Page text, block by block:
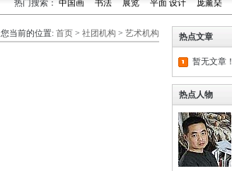
热门搜索： 中国画 书法 展览 平面 设计 庞薰琹
您当前的位置: 首页 > 社团机构 > 艺术机构 热点文章
暂无文章！
热点人物